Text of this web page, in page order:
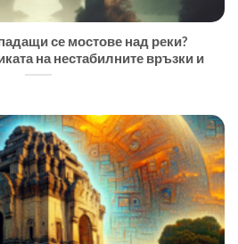
се мостове над реки?
на нестабилните връзки и